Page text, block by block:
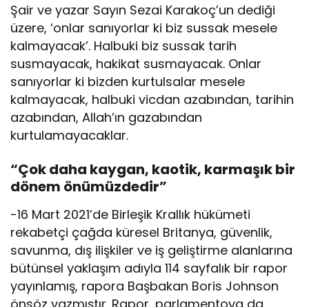
Şair ve yazar Sayın Sezai Karakoç’un dediği
üzere, ‘onlar sanıyorlar ki biz sussak mesele
kalmayacak’. Halbuki biz sussak tarih
susmayacak, hakikat susmayacak. Onlar
sanıyorlar ki bizden kurtulsalar mesele
kalmayacak, halbuki vicdan azabından, tarihin
azabından, Allah’ın gazabından
kurtulamayacaklar.
“Çok daha kaygan, kaotik, karmaşık bir
dönem önümüzdedir”
-16 Mart 2021’de Birleşik Krallık hükümeti
rekabetçi çağda küresel Britanya, güvenlik,
savunma, dış ilişkiler ve iş geliştirme alanlarına
bütünsel yaklaşım adıyla 114 sayfalık bir rapor
yayınlamış, rapora Başbakan Boris Johnson